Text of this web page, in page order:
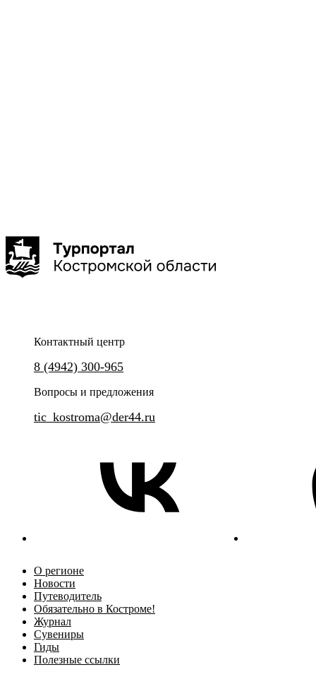
Контактный центр
8 (4942) 300-965
Вопросы и предложения
tic_kostroma@der44.ru
О регионе
Новости
Путеводитель
Обязательно в Костроме!
Журнал
Сувениры
Гиды
Полезные ссылки